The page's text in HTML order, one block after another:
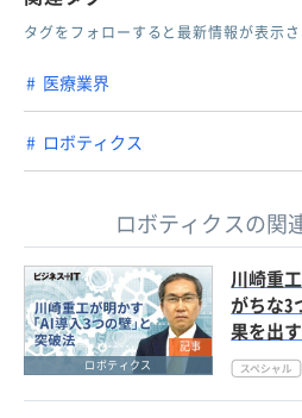
タグをフォローすると最新情報が表示
医療業界
ロボティクス
ロボティクスの関
記事
ロボティクス
川崎重
がちな3
果を出